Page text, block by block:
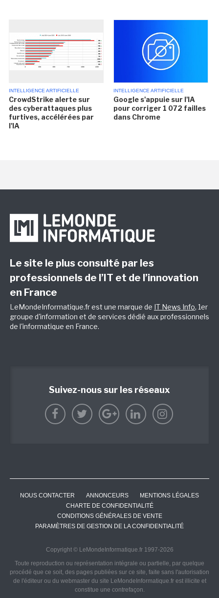
INTELLIGENCE ARTIFICIELLE
CrowdStrike alerte sur
des cyberattaques plus
furtives, accélérées par
l'IA
INTELLIGENCE ARTIFICIELLE
Google s'appuie sur l'IA
pour corriger 1 072 failles
dans Chrome
Le site le plus consulté par les
professionnels de l’IT et de l’innovation
en France
LeMondeInformatique.fr est une marque de IT News Info, 1er
groupe d'information et de services dédié aux professionnels
de l'informatique en France.
Suivez-nous sur les réseaux
NOUS CONTACTER ANNONCEURS
MENTIONS LÉGALES
CHARTE DE CONFIDENTIALITÉ
CONDITIONS GÉNÉRALES DE VENTE
PARAMÈTRES DE GESTION DE LA CONFIDENTIALITÉ
Copyright © LeMondeInformatique.fr 1997-2026
Toute reproduction ou représentation intégrale ou partielle, par quelque
procédé que ce soit, des pages publiées sur ce site, faite sans l'autorisation
de l'éditeur ou du webmaster du site LeMondeInformatique.fr est illicite et
constitue une contrefaçon.